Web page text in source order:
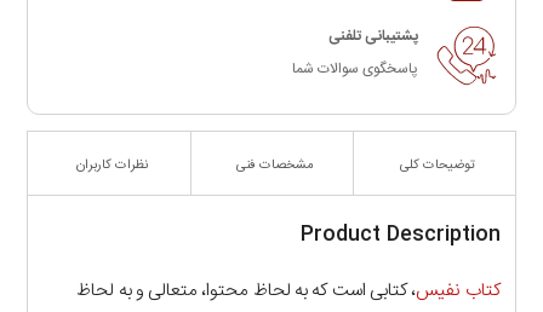
پشتیبانی تلفنی
پاسخگوی سوالات شما
توضیحات کلی مشخصات فنی نظرات کاربران
Product Description
کتاب نفیس، کتابی است که به لحاظ محتوا، متعالی و به لحاظ